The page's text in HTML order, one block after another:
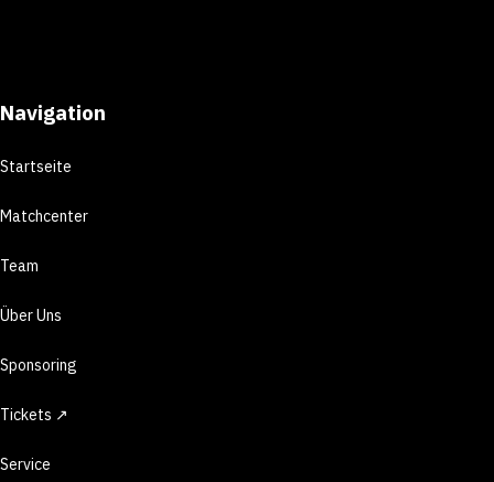
Navigation
Startseite
Matchcenter
Team
Über Uns
Sponsoring
Tickets ↗
Service